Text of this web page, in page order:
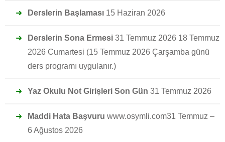
Derslerin Başlaması 15 Haziran 2026
Derslerin Sona Ermesi 31 Temmuz 2026 18 Temmuz
2026 Cumartesi (15 Temmuz 2026 Çarşamba günü
ders programı uygulanır.)
Yaz Okulu Not Girişleri Son Gün 31 Temmuz 2026
Maddi Hata Başvuru www.osymli.com31 Temmuz –
6 Ağustos 2026